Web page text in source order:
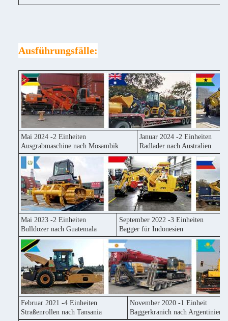
Ausführungsfälle:
Mai 2024 -2 Einheiten
Ausgrabmaschine nach Mosambik
Januar 2024 -2 Einheiten
Radlader nach Australien
Mai 2023 -2 Einheiten
Bulldozer nach Guatemala
September 2022 -3 Einheiten
Bagger für Indonesien
Februar 2021 -4 Einheiten
Straßenrollen nach Tansania
November 2020 -1 Einheit
Baggerkranich nach Argentinien